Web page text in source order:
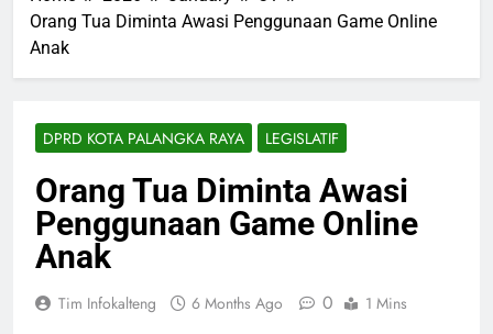
Orang Tua Diminta Awasi Penggunaan Game Online
Anak
DPRD KOTA PALANGKA RAYA LEGISLATIF
Orang Tua Diminta Awasi
Penggunaan Game Online
Anak
Tim Infokalteng 6 Months Ago 0 1 Mins